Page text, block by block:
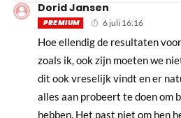
Dorid Jansen
PREMIUM 6 juli 16:16
Hoe ellendig de resultaten
zoals ik, ook zijn moeten we
dit ook vreselijk vindt en er
alles aan probeert te doen om
hebben. Het past niet om hen